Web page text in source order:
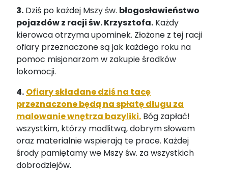
3. Dziś po każdej Mszy św. błogosławieństwo
pojazdów z racji św. Krzysztofa. Każdy
kierowca otrzyma upominek. Złożone z tej racji
ofiary przeznaczone są jak każdego roku na
pomoc misjonarzom w zakupie środków
lokomocji.
4. Ofiary składane dziś na tacę
przeznaczone będą na spłatę długu za
malowanie wnętrza bazyliki. Bóg zapłać!
wszystkim, którzy modlitwą, dobrym słowem
oraz materialnie wspierają te prace. Każdej
środy pamiętamy we Mszy św. za wszystkich
dobrodziejów.